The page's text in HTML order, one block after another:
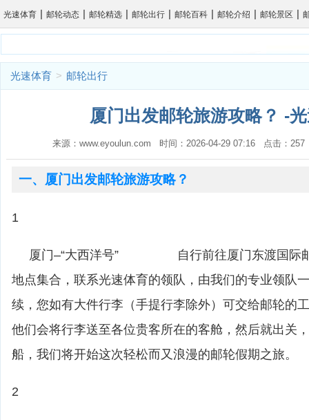
光速体育 | 邮轮动态 | 邮轮精选 | 邮轮出行 | 邮轮百科 | 邮轮介绍 | 邮轮景区 |
光速体育 > 邮轮出行
厦门出发邮轮旅游攻略？ -
来源：www.eyoulun.com 时间：2026-04-29 07:16 点击：
一、厦门出发邮轮旅游攻略？
1
厦门–“大西洋号” 自行前往厦门东渡国际邮
地点集合，联系光速体育的领队，由我们的专业领队
续，您如有大件行李（手提行李除外）可交给邮轮的
他们会将行李送至各位贵客所在的客舱，然后就出关
船，我们将开始这次轻松而又浪漫的邮轮假期之旅。
2